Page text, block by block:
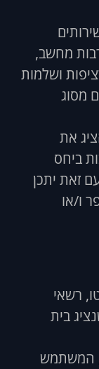
מחשב,
ושלמות
מסוג
את
ביחס
זאת יתכן
ו/או
רשאי
בית
המשתמש